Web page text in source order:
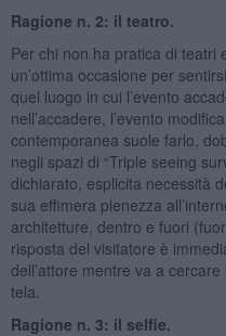
Ragione n. 2: il teatro.
Per chi non ha pratica di teatri
un’ottima occasione per
quel luogo in cui l’evento
nell’accadere, l’evento
contemporanea suole farlo,
negli spazi di “Triple seeing
dichiarato, esplicita necessità
sua effimera pienezza
architetture, dentro e fuori
risposta del visitatore è
dell’attore mentre va a
tela.
Ragione n. 3: il selfie.